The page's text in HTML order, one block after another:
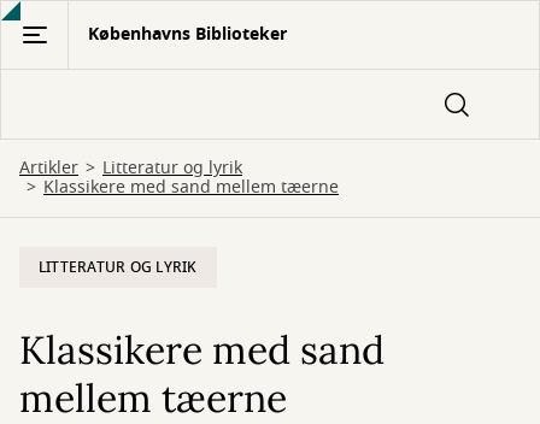
Gå
hovedindhold
Københavns Biblioteker
Artikler Litteratur og lyrik
Klassikere med sand mellem tæerne
LITTERATUR OG LYRIK
Klassikere med sand
mellem tæerne